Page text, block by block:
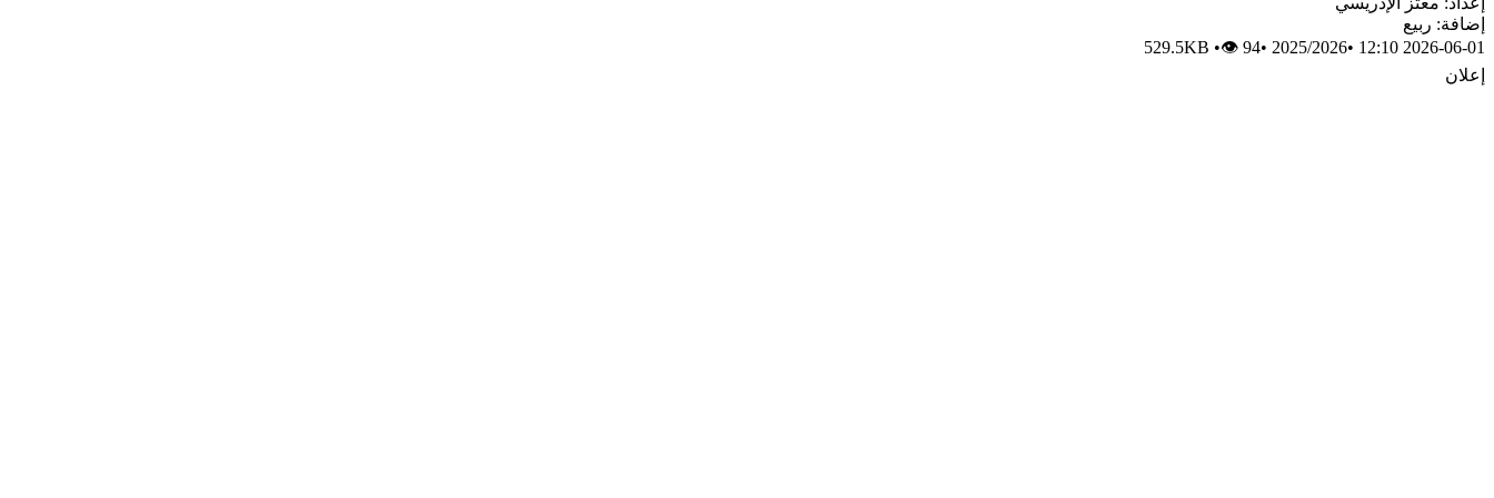
إضافة: ربيع
2026-06-01 12:10
•
2025/2026
•
529.5KB •👁 94
إعلان